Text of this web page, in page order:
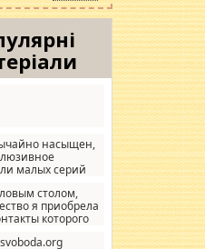
насыщен,
малых серий
в MebelOk,
все в порядке,
а это не
столом,
я приобрела
которого